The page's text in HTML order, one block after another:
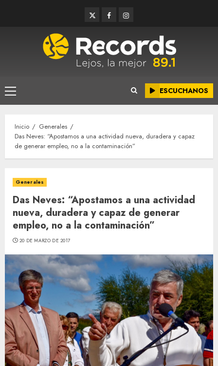
TwitterFacebookInstagram
Menú
principal
ESCUCHANOS
Inicio
Generales
Das Neves: “Apostamos a una actividad nueva, duradera y capaz
de generar empleo, no a la contaminación”
Generales
Das Neves: “Apostamos a una actividad
nueva, duradera y capaz de generar
empleo, no a la contaminación”
20 DE MARZO DE 2017